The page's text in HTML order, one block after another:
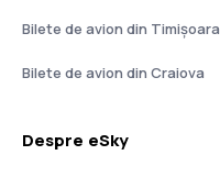
Bilete de avion din Timișoara
Bilete de avion din Craiova
Despre eSky